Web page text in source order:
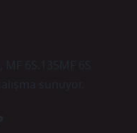
6S.135MF 6S
sunuyor.